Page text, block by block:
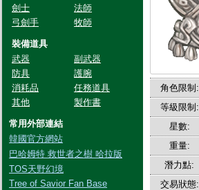
劍士
法師
弓劍手
牧師
裝備道具
武器
副武器
防具
護腕
消耗品
任務道具
其他
製作書
常用外部連結
韓國官方網站
巴哈姆特 救世者之樹 哈拉版
TOS天野幻境
Tree of Savior Fan Base
角色限制:
等級限制:
星數:
重量:
潛力點:
交易狀態: